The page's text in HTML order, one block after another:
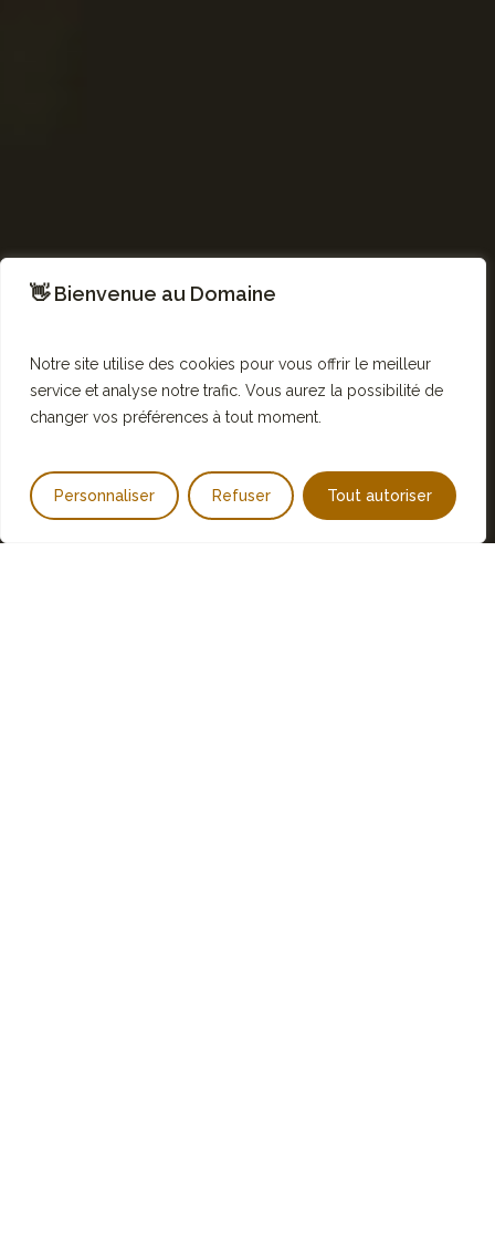
👋 Bienvenue au Domaine
Notre site utilise des cookies pour vous offrir le meilleur
service et analyse notre trafic. Vous aurez la possibilité de
changer vos préférences à tout moment.
Personnaliser Refuser Tout autoriser